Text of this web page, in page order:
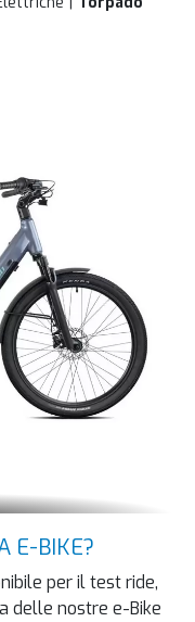
E-BIKE?
per il test ride,
delle nostre e-Bike